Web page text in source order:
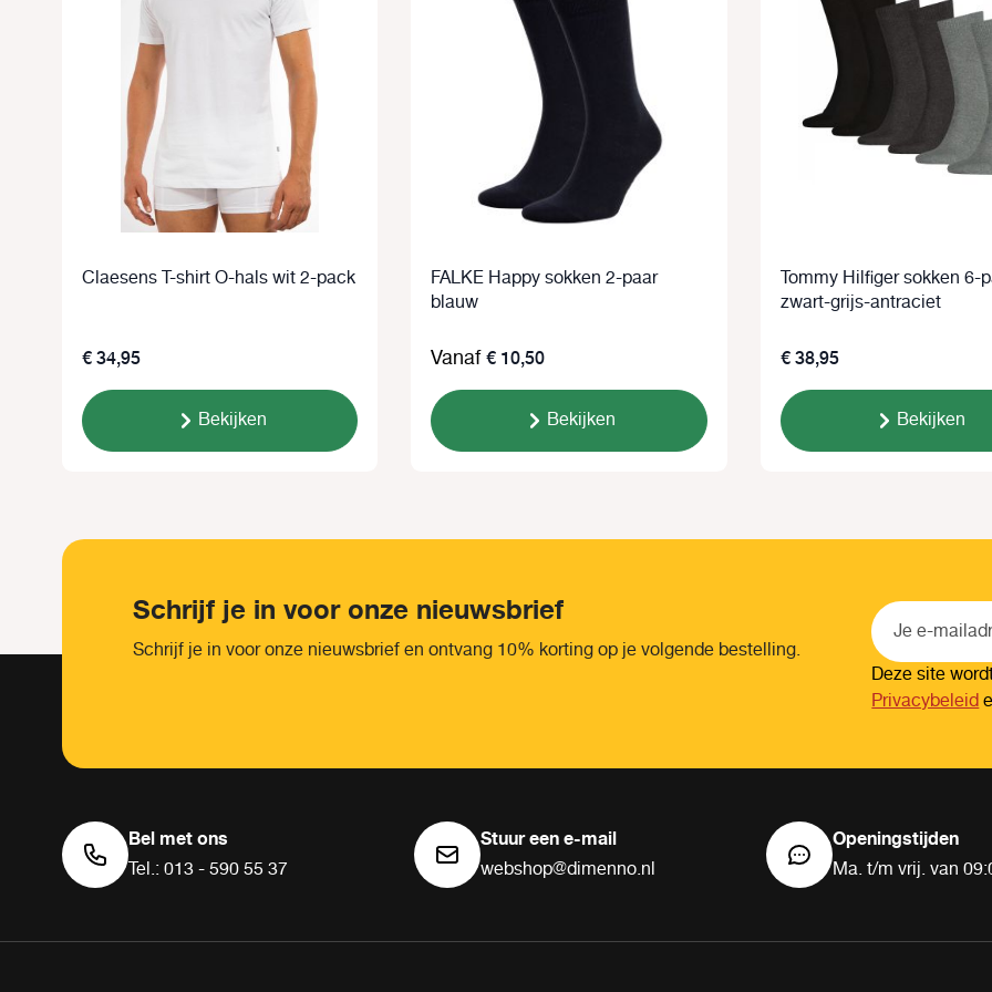
Claesens T-shirt O-hals wit 2-pack
€ 34,95
Bekijken
FALKE Happy sokken 2-paar
blauw
Vanaf€ 10,50
Bekijken
Tommy Hilfiger sokken 6-
zwart-grijs-antraciet
€ 38,95
Bekijken
Schrijf je in voor onze nieuwsbrief
Schrijf je in voor onze nieuwsbrief en ontvang 10% korting op je volgende bestelling.
Deze site
Privacybeleid
Bel met ons
Tel.: 013 - 590 55 37
Stuur een e-mail
webshop@dimenno.nl
Openingstijden
Ma. t/m vrij. van